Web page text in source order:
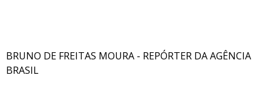
BRUNO DE FREITAS MOURA - REPÓRTER DA AGÊNCIA
BRASIL